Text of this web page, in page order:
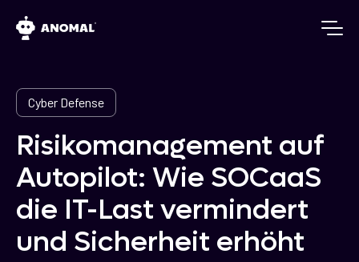
Cyber Defense
Risikomanagement auf
Autopilot: Wie SOCaaS
die IT-Last vermindert
und Sicherheit erhöht